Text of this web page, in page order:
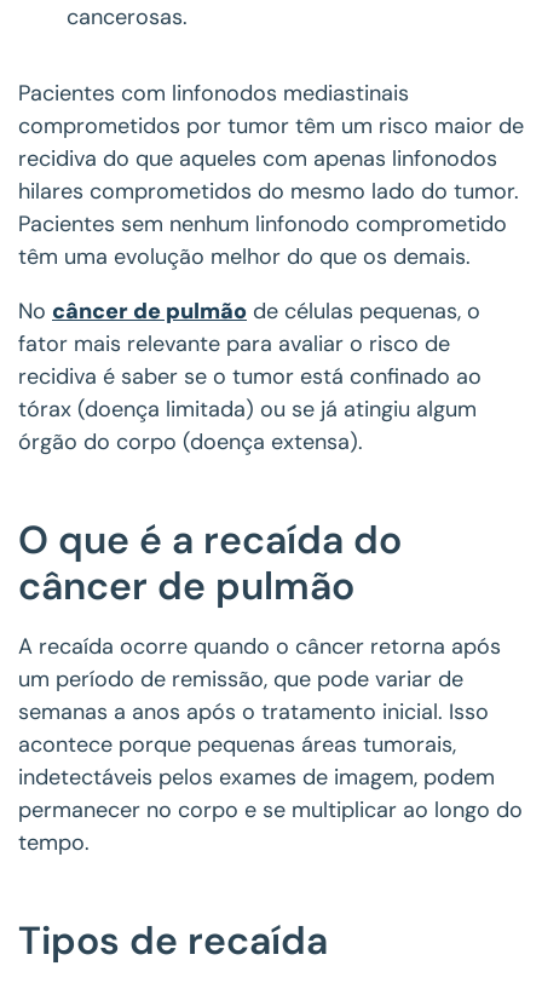
cancerosas.
Pacientes com linfonodos mediastinais
comprometidos por tumor têm um risco maior de
recidiva do que aqueles com apenas linfonodos
hilares comprometidos do mesmo lado do tumor.
Pacientes sem nenhum linfonodo comprometido
têm uma evolução melhor do que os demais.
No câncer de pulmão de células pequenas, o
fator mais relevante para avaliar o risco de
recidiva é saber se o tumor está confinado ao
tórax (doença limitada) ou se já atingiu algum
órgão do corpo (doença extensa).
O que é a recaída do
câncer de pulmão
A recaída ocorre quando o câncer retorna após
um período de remissão, que pode variar de
semanas a anos após o tratamento inicial. Isso
acontece porque pequenas áreas tumorais,
indetectáveis pelos exames de imagem, podem
permanecer no corpo e se multiplicar ao longo do
tempo.
Tipos de recaída